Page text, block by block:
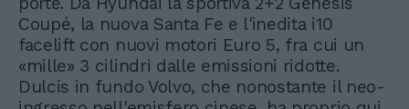
Coupé, la nuova Santa Fe e l'inedita i10
facelift con nuovi motori Euro 5, fra cui un
«mille» 3 cilindri dalle emissioni ridotte.
Dulcis in fundo Volvo, che nonostante il neo-